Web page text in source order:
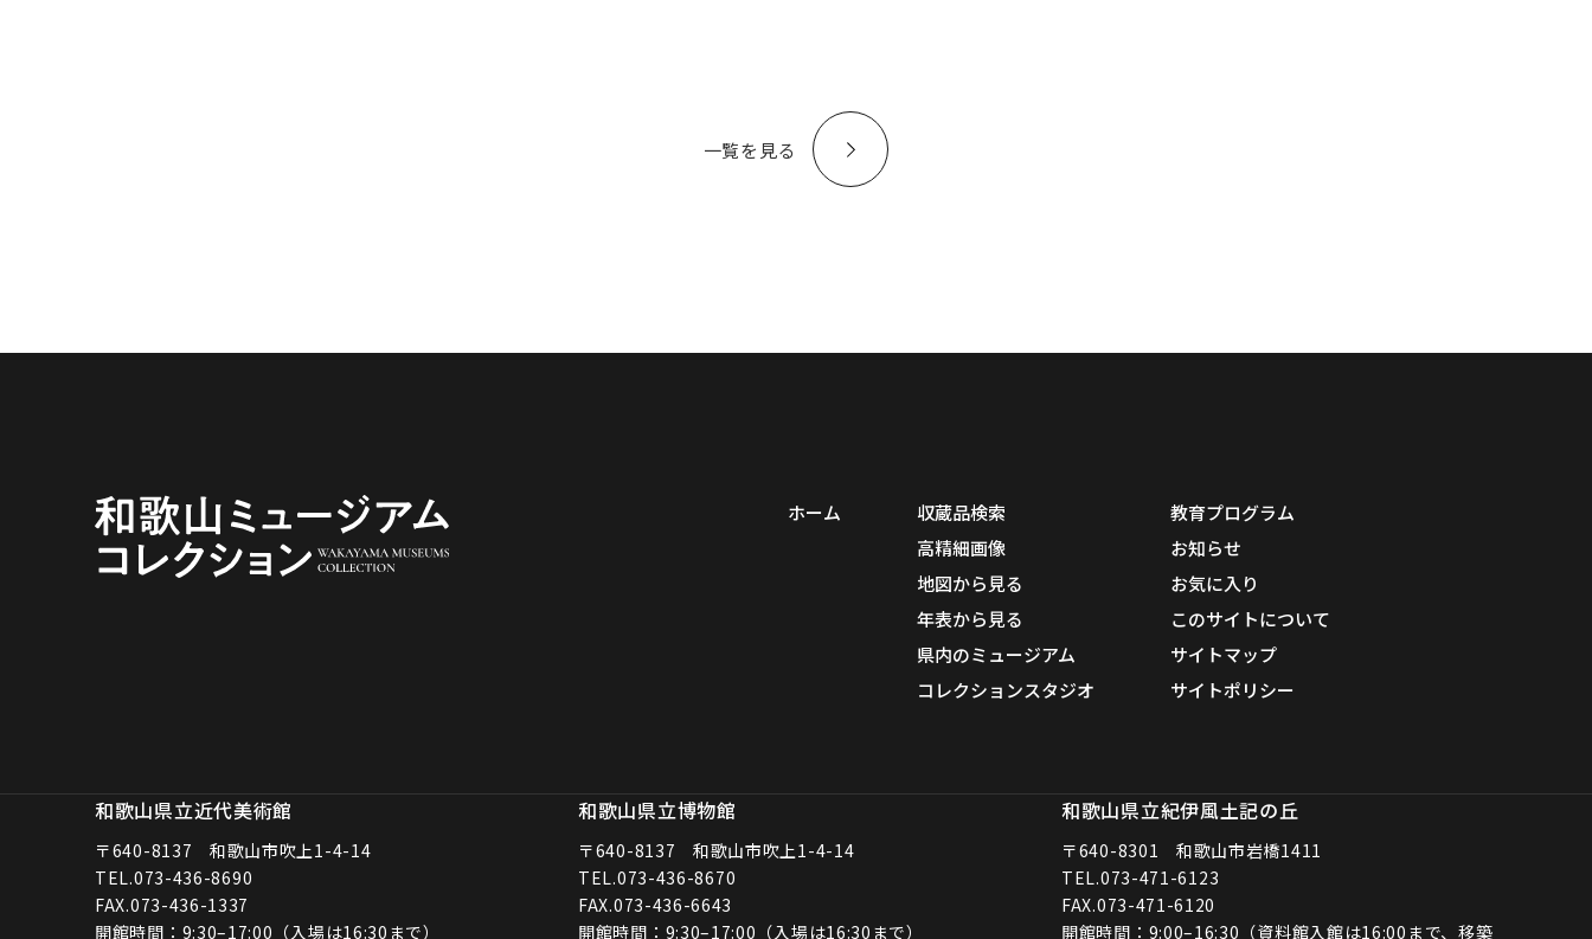
一覧を見る
ホーム
収蔵品検索
高精細画像
地図から見る
年表から見る
県内のミュージアム
コレクションスタジオ
教育プログラム
お知らせ
お気に入り
このサイトについて
サイトマップ
サイトポリシー
和歌山県立近代美術館
〒640-8137 和歌山市吹上1-4-14
TEL.073-436-8690
FAX.073-436-1337
開館時間：9:30–17:00（入場は16:30まで）
和歌山県立博物館
〒640-8137 和歌山市吹上1-4-14
TEL.073-436-8670
FAX.073-436-6643
開館時間：9:30–17:00（入場は16:30まで）
和歌山県立紀伊風土記の丘
〒640-8301 和歌山市岩橋1411
TEL.073-471-6123
FAX.073-471-6120
開館時間：9:00–16:30（資料館入館は16:00まで、移築